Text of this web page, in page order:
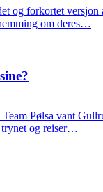
og forkortet
om deres…
Pølsa vant
trynet og reiser…